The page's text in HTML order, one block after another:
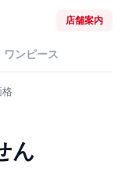
店舗案内
ワンピース
格
ん